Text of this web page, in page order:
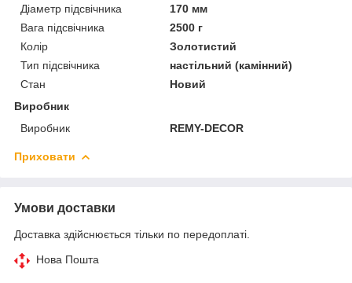
Діаметр підсвічника
170 мм
Вага підсвічника
2500 г
Колір
Золотистий
Тип підсвічника
настільний (камінний)
Стан
Новий
Виробник
Виробник
REMY-DECOR
Приховати
Умови доставки
Доставка здійснюється тільки по передоплаті.
Нова Пошта